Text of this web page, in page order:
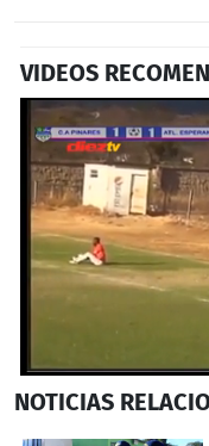
VIDEOS
seconds
38
NOTICIAS